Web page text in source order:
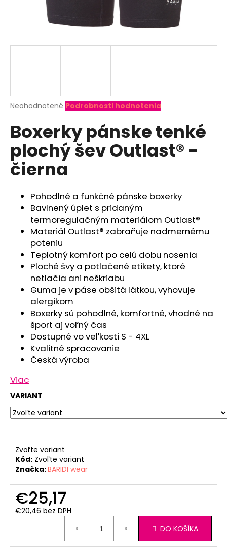
Priemerné
produktu
je
5
hviezdičiek.
Neohodnotené Podrobnosti hodnotenia
Boxerky pánske tenké
plochý šev Outlast® -
čierna
Pohodlné a funkčné pánske boxerky
Bavlnený úplet s pridaným
termoregulačným materiálom Outlast®
Materiál Outlast® zabraňuje nadmernému
poteniu
Teplotný komfort po celú dobu nosenia
Ploché švy a potlačené etikety, ktoré
netlačia ani neškriabu
Guma je v páse obšitá látkou, vyhovuje
alergikom
Boxerky sú pohodlné, komfortné, vhodné na
šport aj voľný čas
Dostupné vo veľkosti S - 4XL
Kvalitné spracovanie
Česká výroba
Viac
VARIANT
Zvoľte variant
Kód: Zvoľte variant
Značka:BARIDI wear
€25,17
€20,46 bez DPH
DO KOŠÍKA
O
d
POLODUPAČKY
OUTLAST®
MELÍR
€16,76